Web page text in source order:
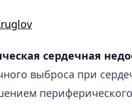
сердечная
выброса при